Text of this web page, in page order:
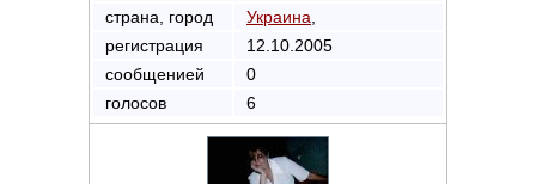
страна, город
Украина
регистрация
12.10.2005
сообщенией
0
голосов
6